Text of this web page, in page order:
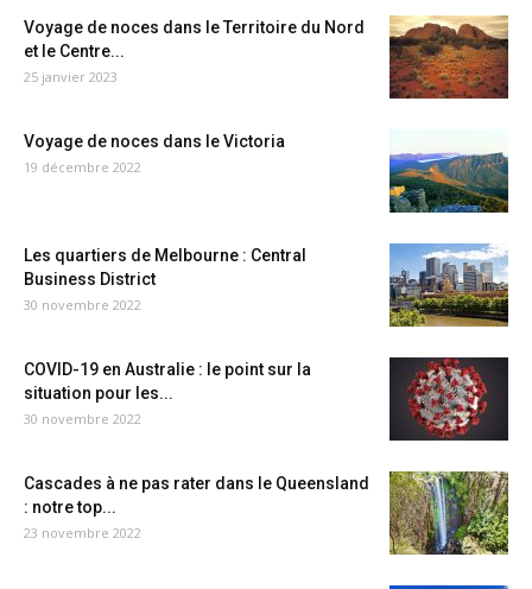
Voyage de noces dans le Territoire du Nord
et le Centre...
25 janvier 2023
Voyage de noces dans le Victoria
19 décembre 2022
Les quartiers de Melbourne : Central
Business District
30 novembre 2022
COVID-19 en Australie : le point sur la
situation pour les...
30 novembre 2022
Cascades à ne pas rater dans le Queensland
: notre top...
23 novembre 2022